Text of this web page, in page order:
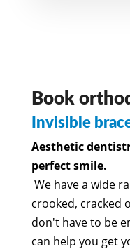
Book
Invisible
Aesthetic
perfect smile.
We have a wide
crooked, cracked
don't have to be
can help you get